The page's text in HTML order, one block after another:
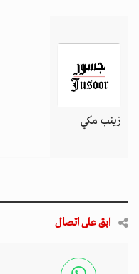
زينب مكي
ابق على اتصال